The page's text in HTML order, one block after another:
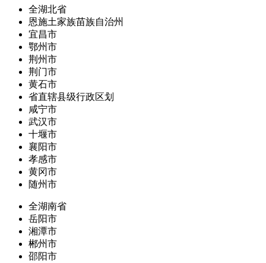
全湖北省
恩施土家族苗族自治州
宜昌市
鄂州市
荆州市
荆门市
黄石市
省直辖县级行政区划
咸宁市
武汉市
十堰市
襄阳市
孝感市
黄冈市
随州市
全湖南省
岳阳市
湘潭市
郴州市
邵阳市